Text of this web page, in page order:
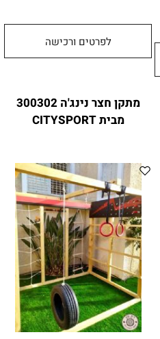
לפרטים ורכישה
מתקן חצר נינג'ה 300302
מבית CITYSPORT